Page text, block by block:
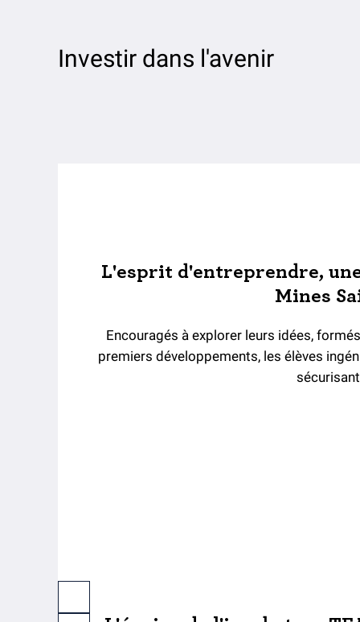
Investir dans l'avenir
L'esprit d'entreprendre,
Mines
Encouragés à explorer leurs idées,
premiers développements, les élèves